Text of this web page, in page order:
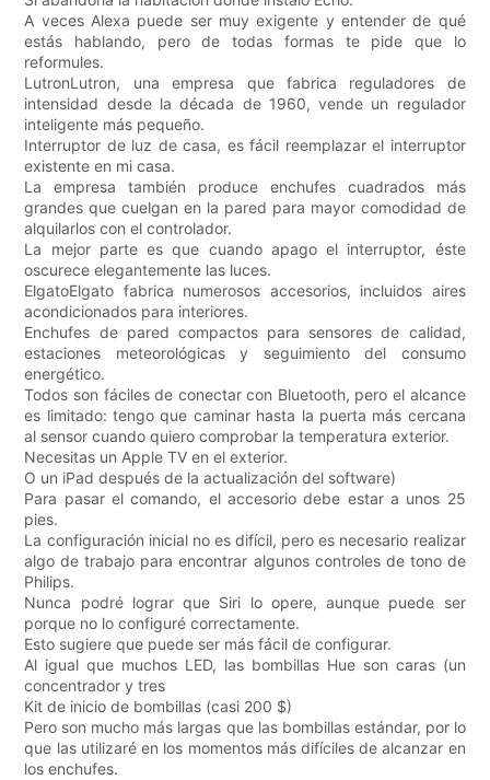
A veces Alexa puede ser muy exigente y entender de qué
estás hablando, pero de todas formas te pide que lo
reformules.
LutronLutron, una empresa que fabrica reguladores de
intensidad desde la década de 1960, vende un regulador
inteligente más pequeño.
Interruptor de luz de casa, es fácil reemplazar el interruptor
existente en mi casa.
La empresa también produce enchufes cuadrados más
grandes que cuelgan en la pared para mayor comodidad de
alquilarlos con el controlador.
La mejor parte es que cuando apago el interruptor, éste
oscurece elegantemente las luces.
ElgatoElgato fabrica numerosos accesorios, incluidos aires
acondicionados para interiores.
Enchufes de pared compactos para sensores de calidad,
estaciones meteorológicas y seguimiento del consumo
energético.
Todos son fáciles de conectar con Bluetooth, pero el alcance
es limitado: tengo que caminar hasta la puerta más cercana
al sensor cuando quiero comprobar la temperatura exterior.
Necesitas un Apple TV en el exterior.
O un iPad después de la actualización del software)
Para pasar el comando, el accesorio debe estar a unos 25
pies.
La configuración inicial no es difícil, pero es necesario realizar
algo de trabajo para encontrar algunos controles de tono de
Philips.
Nunca podré lograr que Siri lo opere, aunque puede ser
porque no lo configuré correctamente.
Esto sugiere que puede ser más fácil de configurar.
Al igual que muchos LED, las bombillas Hue son caras (un
concentrador y tres
Kit de inicio de bombillas (casi 200 $)
Pero son mucho más largas que las bombillas estándar, por lo
que las utilizaré en los momentos más difíciles de alcanzar en
los enchufes.